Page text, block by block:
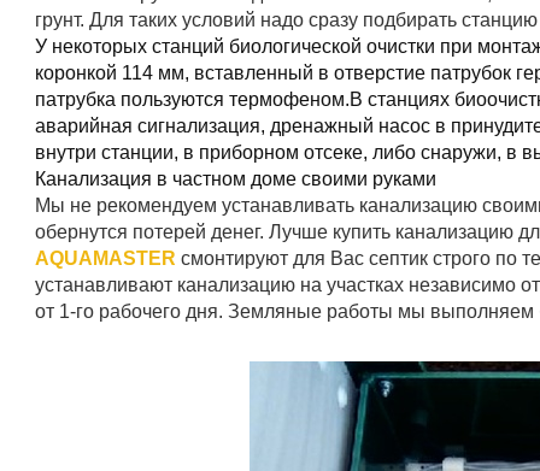
грунт. Для таких условий надо сразу подбирать
У некоторых станций биологической очистки при
коронкой 114 мм, вставленный в отверстие патрубок
патрубка пользуются термофеном.В станциях
аварийная сигнализация, дренажный насос в
внутри станции, в приборном отсеке, либо снаружи, в
Канализация в частном доме своими руками
Мы не рекомендуем устанавливать канализацию
обернутся потерей денег. Лучше купить канализацию
AQUAMASTER смонтируют для Вас септик строго по
устанавливают канализацию на участках независимо
от 1-го рабочего дня. Земляные работы мы выполняем